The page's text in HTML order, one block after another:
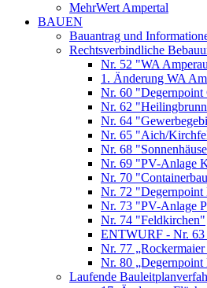
MehrWert Ampertal
BAUEN
Bauantrag und
Rechtsverbindliche
Nr. 52 "WA
1. Änderung WA
Nr. 60 "Degernpoint
Nr. 62
Nr. 64
Nr. 65 "Aich/
Nr. 68
Nr. 69 "PV-Anlage
Nr. 70
Nr. 72 "Degernpoint
Nr. 73 "PV-Anlage
Nr. 74 "Feldkirchen"
ENTWURF - Nr. 63
Nr. 77
Nr. 80
Laufende